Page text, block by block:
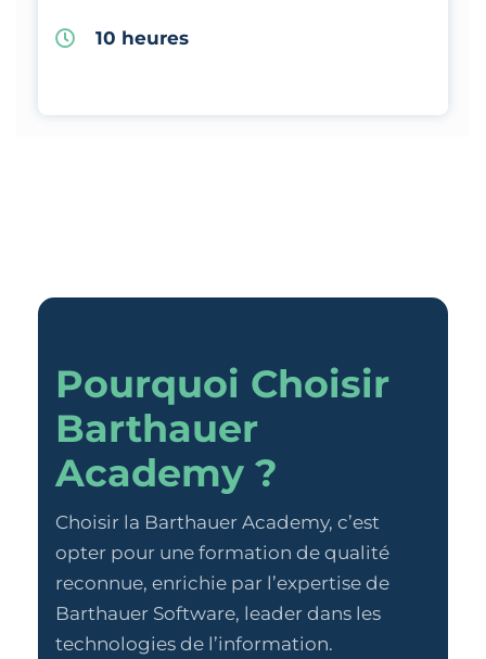
10 heures
Pourquoi Choisir
Barthauer
Academy ?
Choisir la Barthauer Academy, c’est
opter pour une formation de qualité
reconnue, enrichie par l’expertise de
Barthauer Software, leader dans les
technologies de l’information.